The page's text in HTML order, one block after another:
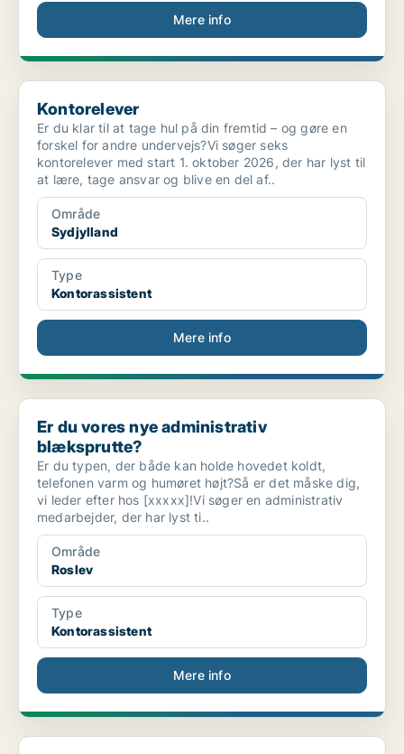
Mere info
Kontorelever
Kontorelever
Er du klar til at tage hul på din fremtid – og gøre en
forskel for andre undervejs?Vi søger seks
kontorelever med start 1. oktober 2026, der har lyst til
at lære, tage ansvar og blive en del af..
Område
Sydjylland
Type
Kontorassistent
Mere info
Er du vores nye administrativ blæksprutte?
Er du vores nye administrativ
blæksprutte?
Er du typen, der både kan holde hovedet koldt,
telefonen varm og humøret højt?Så er det måske dig,
vi leder efter hos [xxxxx]!Vi søger en administrativ
medarbejder, der har lyst ti..
Område
Roslev
Type
Kontorassistent
Mere info
Kontorelev med speciale i administration